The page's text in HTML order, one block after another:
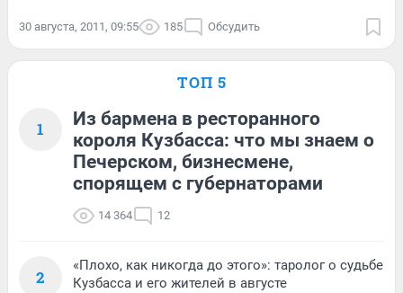
30 августа, 2011, 09:55 185 Обсудить
ТОП 5
1
Из бармена в ресторанного
короля Кузбасса: что мы знаем о
Печерском, бизнесмене,
спорящем с губернаторами
14 364 12
2
«Плохо, как никогда до этого»: таролог о судьбе
Кузбасса и его жителей в августе